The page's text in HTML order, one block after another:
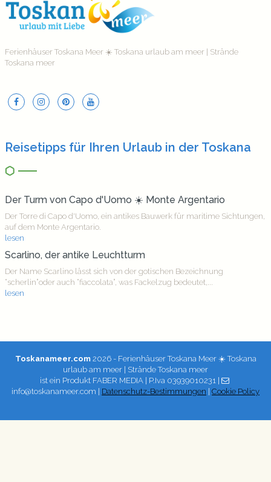
Ferienhäuser Toskana Meer ☀️ Toskana urlaub am meer | Strände
Toskana meer
Reisetipps für Ihren Urlaub in der Toskana
Der Turm von Capo d'Uomo ☀️ Monte Argentario
Der Torre di Capo d'Uomo, ein antikes Bauwerk für maritime Sichtungen,
auf dem Monte Argentario.
lesen
Scarlino, der antike Leuchtturm
Der Name Scarlino lässt sich von der gotischen Bezeichnung
“scherlin”oder auch “fiaccolata”, was Fackelzug bedeutet,...
lesen
Toskanameer.com2026 - Ferienhäuser Toskana Meer ☀️ Toskana
urlaub am meer | Strände Toskana meer
ist ein Produkt FABER MEDIA | P.Iva 03939010231 |
info@toskanameer.com | Datenschutz-Bestimmungen Cookie Policy